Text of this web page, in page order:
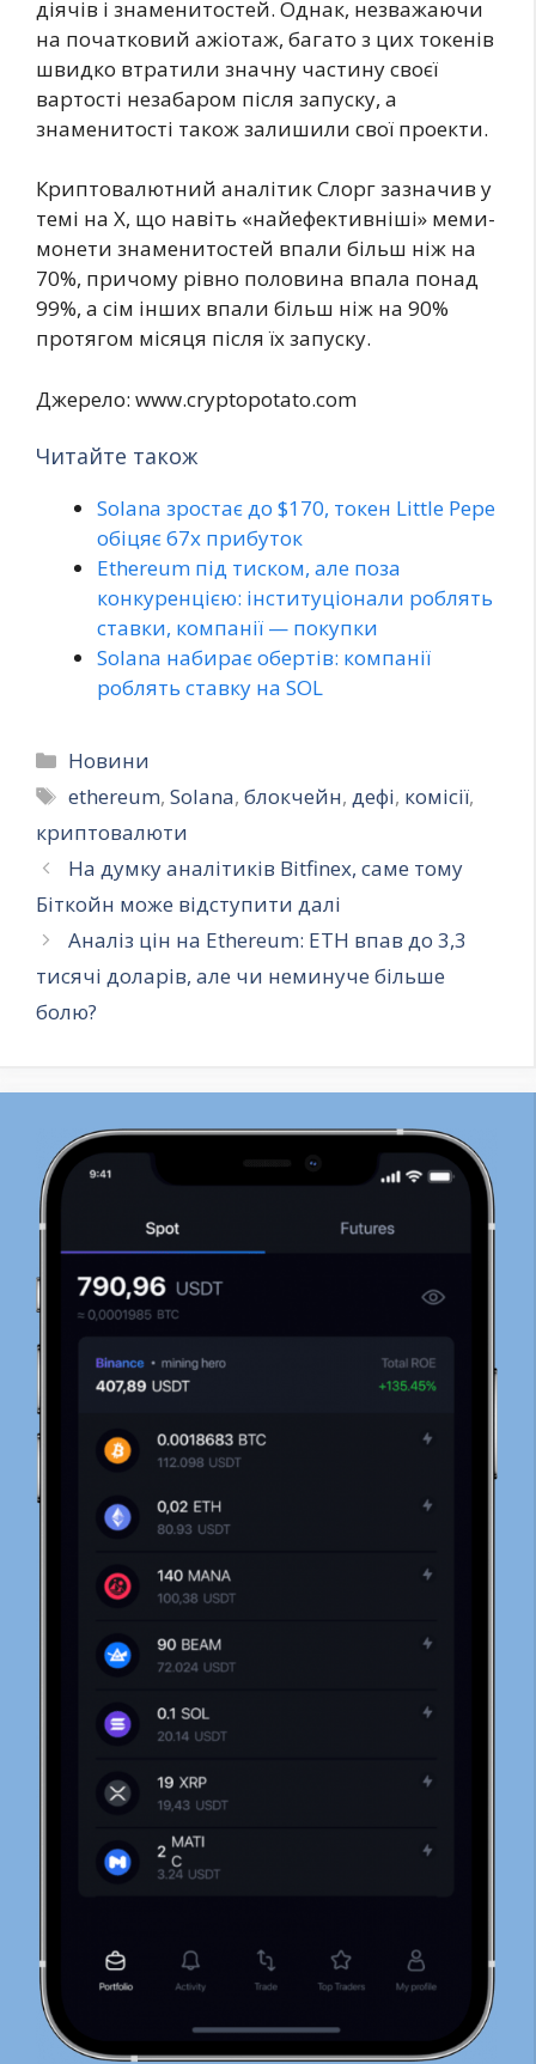
діячів і знаменитостей. Однак, незважаючи
на початковий ажіотаж, багато з цих токенів
швидко втратили значну частину своєї
вартості незабаром після запуску, а
знаменитості також залишили свої проекти.
Криптовалютний аналітик Слорг зазначив у
темі на X, що навіть «найефективніші» меми-
монети знаменитостей впали більш ніж на
70%, причому рівно половина впала понад
99%, а сім інших впали більш ніж на 90%
протягом місяця після їх запуску.
Джерело: www.cryptopotato.com
Читайте також
Solana зростає до $170, токен Little Pepe
обіцяє 67x прибуток
Ethereum під тиском, але поза
конкуренцією: інституціонали роблять
ставки, компанії — покупки
Solana набирає обертів: компанії
роблять ставку на SOL
Категорії
Новини
Позначки
ethereum,Solana,блокчейн,дефі, комісії,
криптовалюти
На думку аналітиків Bitfinex, саме тому
Біткойн може відступити далі
Аналіз цін на Ethereum: ETH впав до 3,3
тисячі доларів, але чи неминуче більше
болю?